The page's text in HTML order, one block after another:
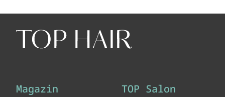
Magazin TOP Salon